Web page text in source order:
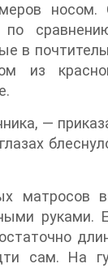
по
в
из
—
матросов
руками.
сам. На